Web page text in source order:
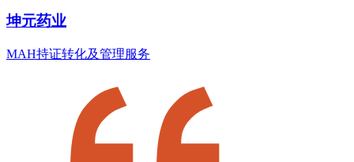
坤元药业
MAH持证转化及管理服务